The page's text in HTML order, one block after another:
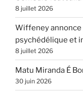
8 juillet 2026
Wiffeney annonce
psychédélique et
8 juillet 2026
Matu Miranda É
30 juin 2026